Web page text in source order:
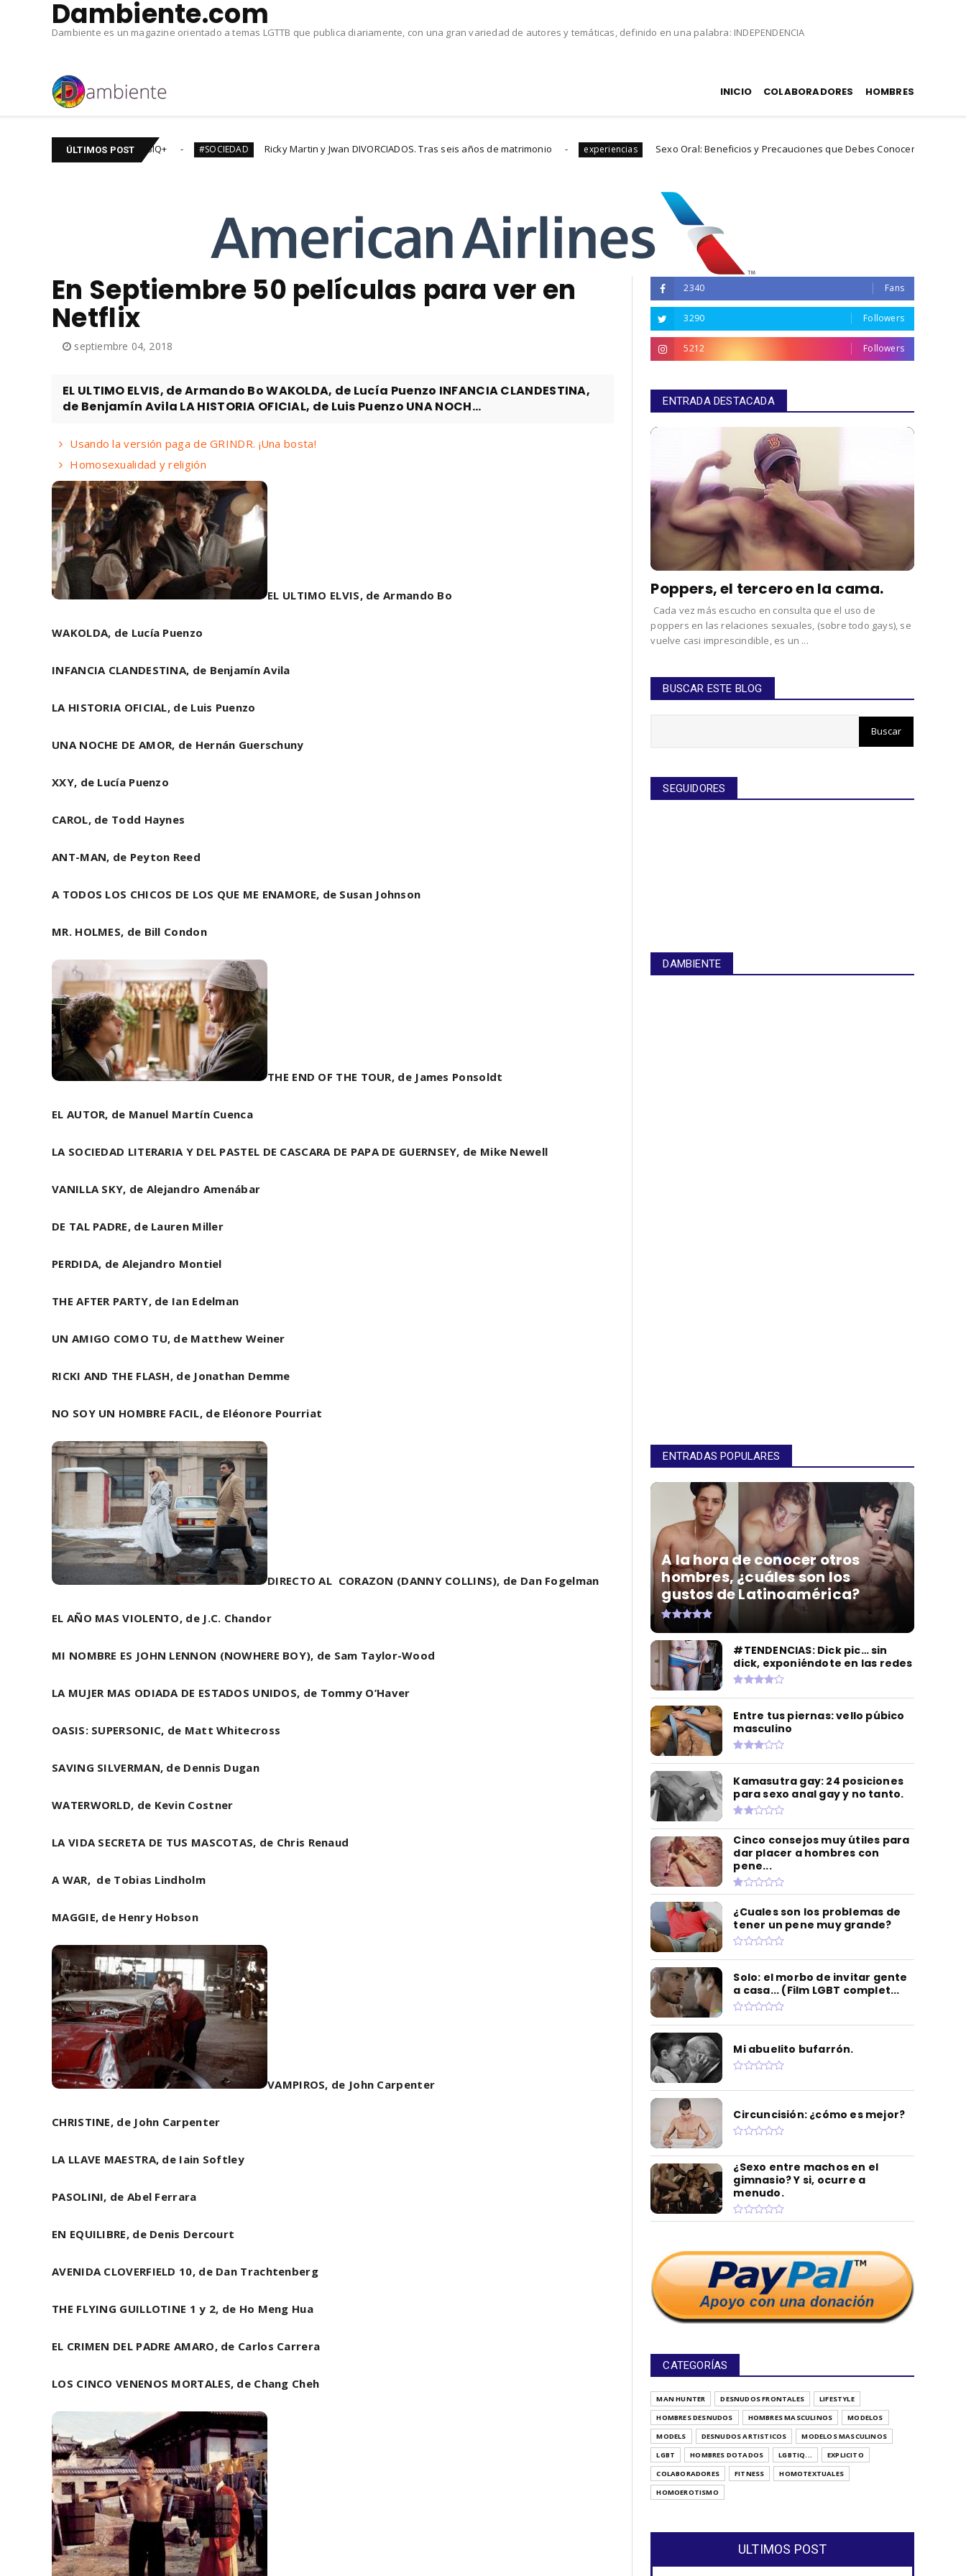
Dambiente.com
Dambiente es un magazine orientado a temas LGTTB que publica diariamente, con una gran variedad de autores y temáticas, definido en una palabra: INDEPENDENCIA
INICIO COLABORADORES HOMBRES
ÚLTIMOS POST
de cine #LGTBIQ+ #SOCIEDAD Ricky Martin y Jwan DIVORCIADOS. Tras seis años de matrimonio experiencias Sexo Oral: Beneficios y Precauciones que Debes Conocer experiencias
En Septiembre 50 películas para ver en
Netflix
septiembre 04, 2018
EL ULTIMO ELVIS, de Armando Bo WAKOLDA, de Lucía Puenzo INFANCIA CLANDESTINA,
de Benjamín Avila LA HISTORIA OFICIAL, de Luis Puenzo UNA NOCH...
Usando la versión paga de GRINDR. ¡Una bosta!
Homosexualidad y religión
EL ULTIMO ELVIS, de Armando Bo
WAKOLDA, de Lucía Puenzo
INFANCIA CLANDESTINA, de Benjamín Avila
LA HISTORIA OFICIAL, de Luis Puenzo
UNA NOCHE DE AMOR, de Hernán Guerschuny
XXY, de Lucía Puenzo
CAROL, de Todd Haynes
ANT-MAN, de Peyton Reed
A TODOS LOS CHICOS DE LOS QUE ME ENAMORE, de Susan Johnson
MR. HOLMES, de Bill Condon
THE END OF THE TOUR, de James Ponsoldt
EL AUTOR, de Manuel Martín Cuenca
LA SOCIEDAD LITERARIA Y DEL PASTEL DE CASCARA DE PAPA DE GUERNSEY, de Mike Newell
VANILLA SKY, de Alejandro Amenábar
DE TAL PADRE, de Lauren Miller
PERDIDA, de Alejandro Montiel
THE AFTER PARTY, de Ian Edelman
UN AMIGO COMO TU, de Matthew Weiner
RICKI AND THE FLASH, de Jonathan Demme
NO SOY UN HOMBRE FACIL, de Eléonore Pourriat
DIRECTO AL CORAZON (DANNY COLLINS), de Dan Fogelman
EL AÑO MAS VIOLENTO, de J.C. Chandor
MI NOMBRE ES JOHN LENNON (NOWHERE BOY), de Sam Taylor-Wood
LA MUJER MAS ODIADA DE ESTADOS UNIDOS, de Tommy O’Haver
OASIS: SUPERSONIC, de Matt Whitecross
SAVING SILVERMAN, de Dennis Dugan
WATERWORLD, de Kevin Costner
LA VIDA SECRETA DE TUS MASCOTAS, de Chris Renaud
A WAR, de Tobias Lindholm
MAGGIE, de Henry Hobson
VAMPIROS, de John Carpenter
CHRISTINE, de John Carpenter
LA LLAVE MAESTRA, de Iain Softley
PASOLINI, de Abel Ferrara
EN EQUILIBRE, de Denis Dercourt
AVENIDA CLOVERFIELD 10, de Dan Trachtenberg
THE FLYING GUILLOTINE 1 y 2, de Ho Meng Hua
EL CRIMEN DEL PADRE AMARO, de Carlos Carrera
LOS CINCO VENENOS MORTALES, de Chang Cheh
2340 Fans
3290 Followers
5212 Followers
ENTRADA DESTACADA
Poppers, el tercero en la cama.
Cada vez más escucho en consulta que el uso de
poppers en las relaciones sexuales, (sobre todo gays), se
vuelve casi imprescindible, es un ...
BUSCAR ESTE BLOG
SEGUIDORES
DAMBIENTE
ENTRADAS POPULARES
A la hora de conocer otros
hombres, ¿cuáles son los
gustos de Latinoamérica?
#TENDENCIAS: Dick pic… sin
dick, exponiéndote en las redes
Entre tus piernas: vello púbico
masculino
Kamasutra gay: 24 posiciones
para sexo anal gay y no tanto.
Cinco consejos muy útiles para
dar placer a hombres con
pene...
¿Cuales son los problemas de
tener un pene muy grande?
Solo: el morbo de invitar gente
a casa... (Film LGBT complet...
Mi abuelito bufarrón.
Circuncisión: ¿cómo es mejor?
¿Sexo entre machos en el
gimnasio? Y si, ocurre a
menudo.
CATEGORÍAS
MAN HUNTER DESNUDOS FRONTALES
LIFESTYLE
HOMBRES DESNUDOS
HOMBRES MASCULINOS
MODELOS
MODELS
DESNUDOS ARTISTICOS
MODELOS MASCULINOS
LGBT
HOMBRES DOTADOS LGBTIQ...
EXPLICITO
COLABORADORES
FITNESS
HOMOTEXTUALES
HOMOEROTISMO
ULTIMOS POST